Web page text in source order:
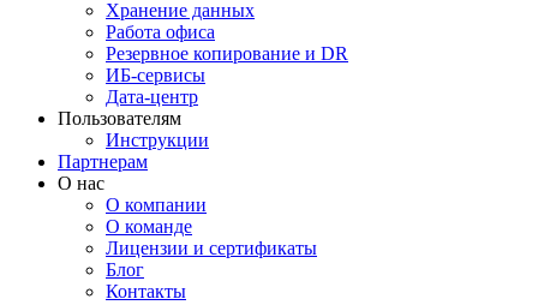
Хранение данных
Работа офиса
Резервное копирование и DR
ИБ-сервисы
Дата-центр
Пользователям
Инструкции
Партнерам
О нас
О компании
О команде
Лицензии и сертификаты
Блог
Контакты